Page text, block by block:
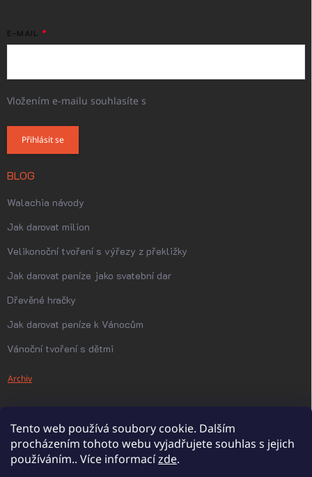
Tento web používá soubory cookie. Dalším
procházením tohoto webu vyjadřujete souhlas s jejich
používáním.. Více informacízde.
E-MAIL
Vložením e-mailu souhlasíte s
Přihlásit se
BLOG
Walachia návody
Jak darovat milion
Velikonoční tvoření s výřezy z překližky
Jak darovat peníze jako svatební dar
Dřevěné hračky
Jak darovat peníze k Vánocům
Vánoční tvoření s dětmi
Archiv